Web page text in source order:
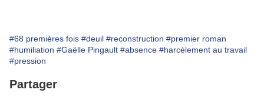
#68 premières fois #deuil #reconstruction #premier roman
#humiliation #Gaëlle Pingault #absence #harcèlement au travail
#pression
Partager